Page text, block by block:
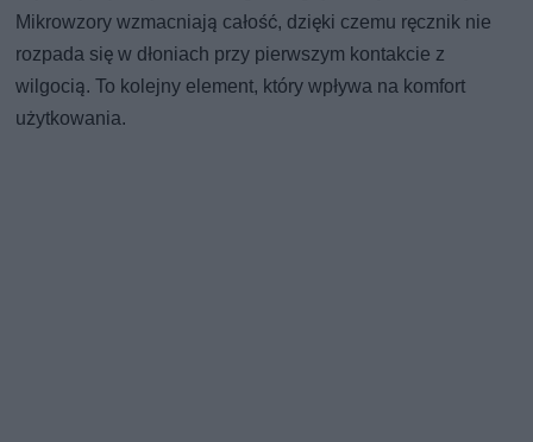
Mikrowzory wzmacniają całość, dzięki czemu ręcznik nie
rozpada się w dłoniach przy pierwszym kontakcie z
wilgocią. To kolejny element, który wpływa na komfort
użytkowania.